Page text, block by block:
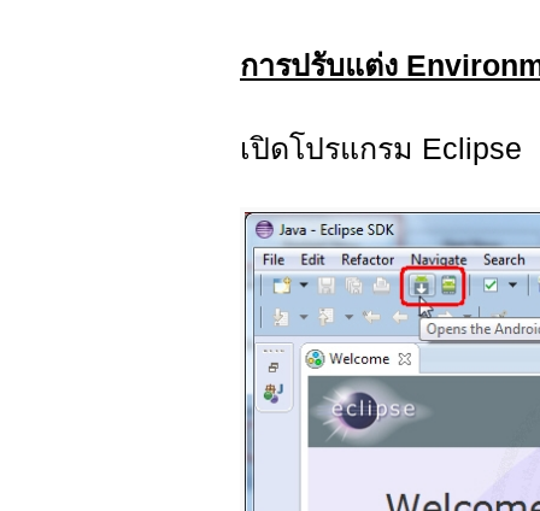
การปรับแต่ง
เปิดโปรแกรม Eclipse